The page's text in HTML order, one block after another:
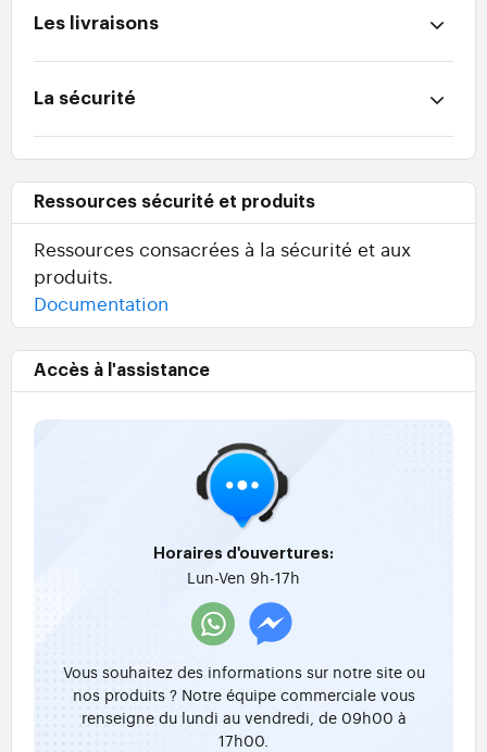
Les livraisons
La sécurité
Ressources sécurité et produits
Ressources consacrées à la sécurité et aux
produits.
Documentation
Accès à l'assistance
Horaires d'ouvertures:
Lun-Ven 9h-17h
Vous souhaitez des informations sur notre site ou
nos produits ? Notre équipe commerciale vous
renseigne du lundi au vendredi, de 09h00 à
17h00.